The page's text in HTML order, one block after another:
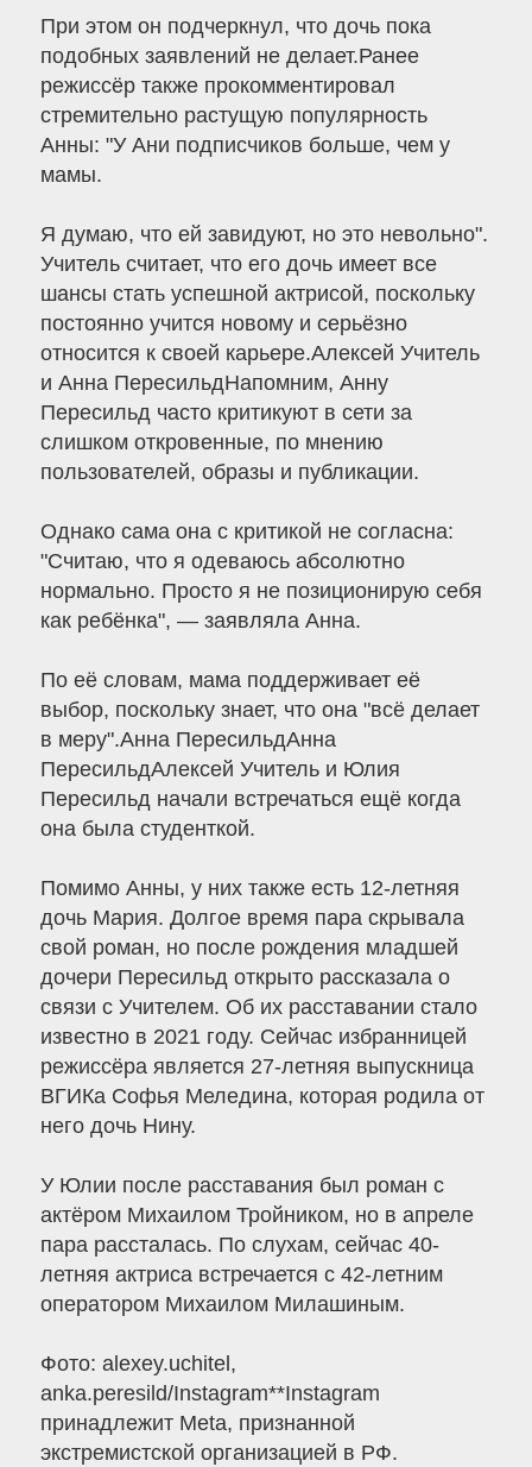
При этом он подчеркнул, что дочь пока
подобных заявлений не делает.Ранее
режиссёр также прокомментировал
стремительно растущую популярность
Анны: "У Ани подписчиков больше, чем у
мамы.
Я думаю, что ей завидуют, но это невольно".
Учитель считает, что его дочь имеет все
шансы стать успешной актрисой, поскольку
постоянно учится новому и серьёзно
относится к своей карьере.Алексей Учитель
и Анна ПересильдНапомним, Анну
Пересильд часто критикуют в сети за
слишком откровенные, по мнению
пользователей, образы и публикации.
Однако сама она с критикой не согласна:
"Считаю, что я одеваюсь абсолютно
нормально. Просто я не позиционирую себя
как ребёнка", — заявляла Анна.
По её словам, мама поддерживает её
выбор, поскольку знает, что она "всё делает
в меру".Анна ПересильдАнна
ПересильдАлексей Учитель и Юлия
Пересильд начали встречаться ещё когда
она была студенткой.
Помимо Анны, у них также есть 12-летняя
дочь Мария. Долгое время пара скрывала
свой роман, но после рождения младшей
дочери Пересильд открыто рассказала о
связи с Учителем. Об их расставании стало
известно в 2021 году. Сейчас избранницей
режиссёра является 27-летняя выпускница
ВГИКа Софья Меледина, которая родила от
него дочь Нину.
У Юлии после расставания был роман с
актёром Михаилом Тройником, но в апреле
пара рассталась. По слухам, сейчас 40-
летняя актриса встречается с 42-летним
оператором Михаилом Милашиным.
Фото: alexey.uchitel,
anka.peresild/Instagram**Instagram
принадлежит Meta, признанной
экстремистской организацией в РФ.